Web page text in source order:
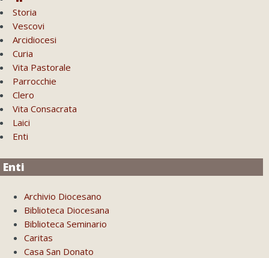
Storia
Vescovi
Arcidiocesi
Curia
Vita Pastorale
Parrocchie
Clero
Vita Consacrata
Laici
Enti
Enti
Archivio Diocesano
Biblioteca Diocesana
Biblioteca Seminario
Caritas
Casa San Donato